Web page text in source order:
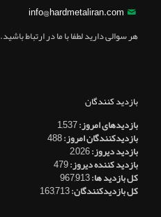
info@hardmetaliran.com
هر سوالی دارید لطفا با ما در ارتباط باشید.
بازدید کنندگان
بازدیدهای امروز:1,537
بازدیدکنندگان امروز:488
بازدید دیروز:2,026
بازدید کننده دیروز:479
کل بازدید ها:967,913
کل بازدیدکنند‌گان:163,713